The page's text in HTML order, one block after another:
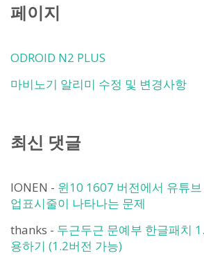
페이지
ODROID N2 PLUS
마비노기 알리미 수정 및 변경사항
최신 댓글
IONEN - 윈10 1607 버전에서 유튜
업표시줄이 나타나는 문제
thanks - 두근두근 문예부 한글패치
용하기 (1.2버전 가능)